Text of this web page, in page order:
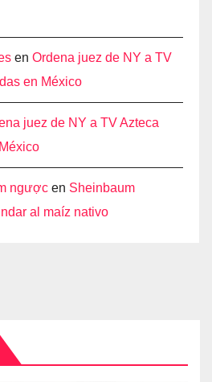
en Ordena juez de NY a TV
en México
juez de NY a TV Azteca
ngược en Sheinbaum
al maíz nativo